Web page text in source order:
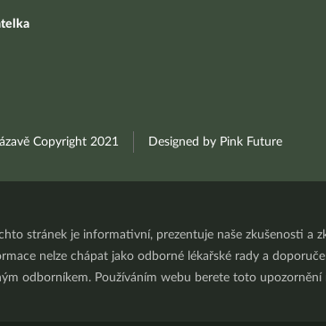
Copyright 2021 Designed by Pink Future
stránek je informativní, prezentuje naše zkušenosti a
nelze chápat jako odborné lékařské rady a
odborníkem. Používáním webu berete toto upozornění